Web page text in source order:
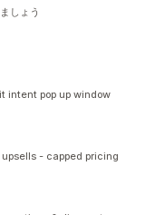
しょう
intent pop up window
upsells - capped pricing